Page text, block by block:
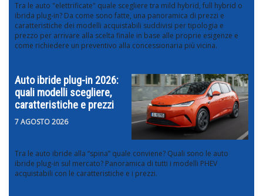
Tra le auto "elettrificate" quale scegliere tra mild hybrid, full hybrid o
ibrida plug-in? Da come sono fatte, una panoramica di prezzi e
caratteristiche dei modelli acquistabili suddivisi per tipologia e
prezzo per arrivare alla scelta finale in base alle proprie esigenze e
come richiedere un preventivo alla concessionaria più vicina.
Auto ibride plug-in 2026:
quali modelli scegliere,
caratteristiche e prezzi
7 AGOSTO 2026
Tra le auto ibride alla “spina” quale conviene? Quali sono le auto
ibride plug-in sul mercato? Panoramica di tutti i modelli PHEV
acquistabili con le caratteristiche e i prezzi.